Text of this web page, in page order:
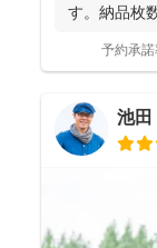
す。納品枚
予約承諾
池